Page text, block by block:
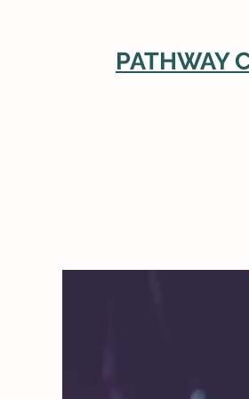
PATHWAY